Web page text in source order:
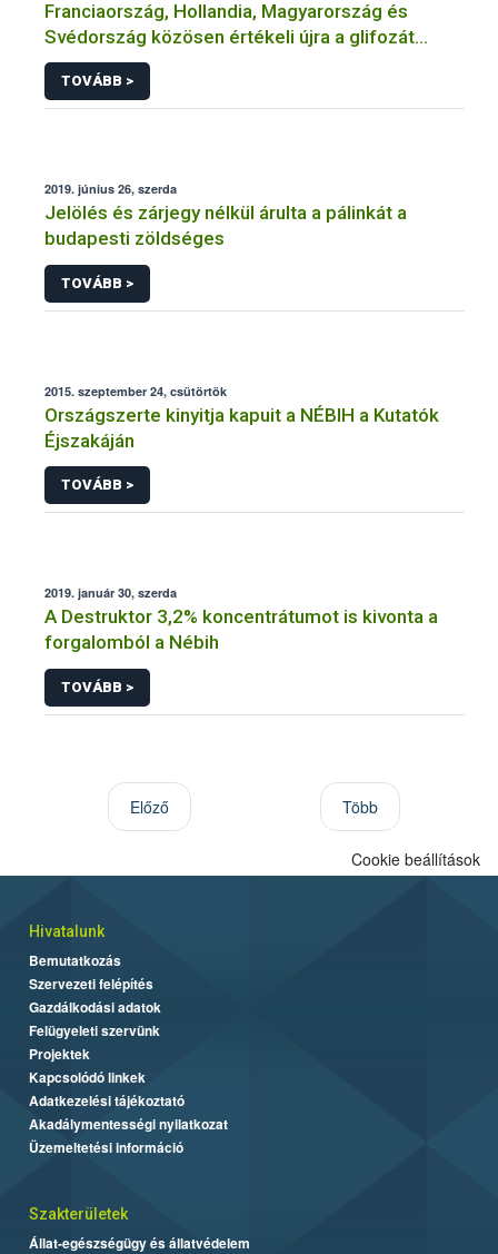
Franciaország, Hollandia, Magyarország és
Svédország közösen értékeli újra a glifozát
hatóanyagot
TOVÁBB >
2019. június 26, szerda
Jelölés és zárjegy nélkül árulta a pálinkát a
budapesti zöldséges
TOVÁBB >
2015. szeptember 24, csütörtök
Országszerte kinyitja kapuit a NÉBIH a Kutatók
Éjszakáján
TOVÁBB >
2019. január 30, szerda
A Destruktor 3,2% koncentrátumot is kivonta a
forgalomból a Nébih
TOVÁBB >
Előző Több
Cookie beállítások
Hivatalunk
Bemutatkozás
Szervezeti felépítés
Gazdálkodási adatok
Felügyeleti szervünk
Projektek
Kapcsolódó linkek
Adatkezelési tájékoztató
Akadálymentességi nyilatkozat
Üzemeltetési információ
Szakterületek
Állat-egészségügy és állatvédelem